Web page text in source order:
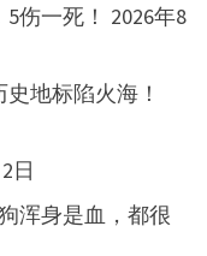
伤一死！ 2026年8
地标陷火海！
日
浑身是血，都很